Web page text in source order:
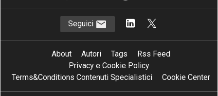
Seguici
About Autori Tags
Rss Feed
Privacy e Cookie Policy
Terms&Conditions Contenuti Specialistici
Cookie Center